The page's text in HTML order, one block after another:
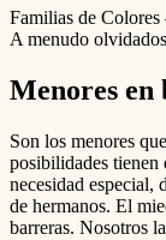
Familias de
A menudo olvidados
Menores en
Son los menores
posibilidades tienen
necesidad especial,
de hermanos. El
barreras. Nosotros